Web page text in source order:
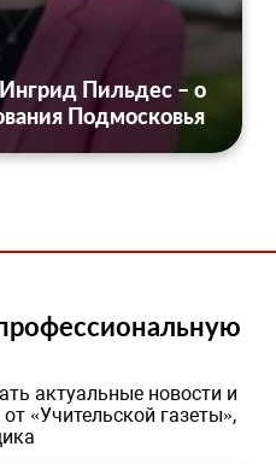
Пильдес – о
Подмосковья
актуальные новости и
«Учительской газеты»,